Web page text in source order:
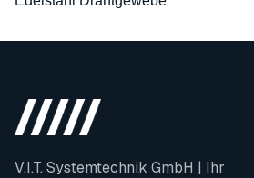
V.I.T. Systemtechnik GmbH | Ihr